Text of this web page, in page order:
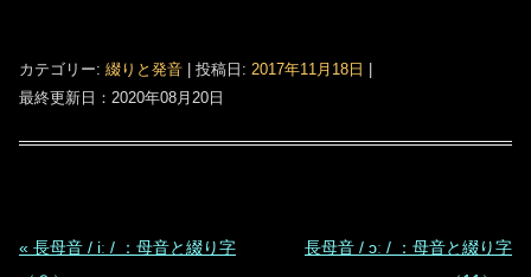
カテゴリー: 綴りと発音 | 投稿日: 2017年11月18日
最終更新日：2020年08月20日
投
« 長母音 / iː / ：母音と綴り字
長母音 / ɔː / ：母音と綴り字